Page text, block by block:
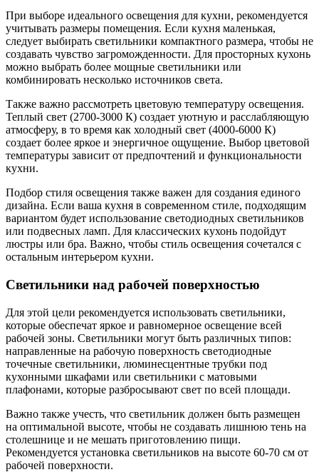
При выборе идеального освещения для кухни, рекомендуется
учитывать размеры помещения. Если кухня маленькая,
следует выбирать светильники компактного размера, чтобы не
создавать чувство загроможденности. Для просторных кухонь
можно выбрать более мощные светильники или
комбинировать несколько источников света.
Также важно рассмотреть цветовую температуру освещения.
Теплый свет (2700-3000 К) создает уютную и расслабляющую
атмосферу, в то время как холодный свет (4000-6000 К)
создает более яркое и энергичное ощущение. Выбор цветовой
температуры зависит от предпочтений и функциональности
кухни.
Подбор стиля освещения также важен для создания единого
дизайна. Если ваша кухня в современном стиле, подходящим
вариантом будет использование светодиодных светильников
или подвесных ламп. Для классических кухонь подойдут
люстры или бра. Важно, чтобы стиль освещения сочетался с
остальным интерьером кухни.
Светильники над рабочей поверхностью
Для этой цели рекомендуется использовать светильники,
которые обеспечат яркое и равномерное освещение всей
рабочей зоны. Светильники могут быть различных типов:
направленные на рабочую поверхность светодиодные
точечные светильники, люминесцентные трубки под
кухонными шкафами или светильники с матовыми
плафонами, которые разбросывают свет по всей площади.
Важно также учесть, что светильник должен быть размещен
на оптимальной высоте, чтобы не создавать лишнюю тень на
столешнице и не мешать приготовлению пищи.
Рекомендуется установка светильников на высоте 60-70 см от
рабочей поверхности.